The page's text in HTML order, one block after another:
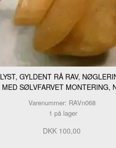
LYST, GYLDENT RÅ RAV,
MED SØLVFARVET MONTERING,
Varenummer: RAVn068
1 på lager
DKK 100,00